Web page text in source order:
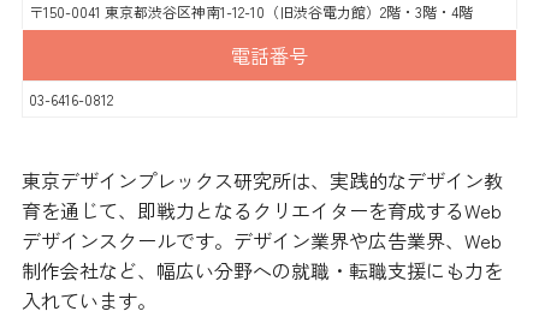
〒150-0041 東京都渋谷区神南1-12-10（旧渋谷電力館）2階・3階・4階
電話番号
03-6416-0812
東京デザインプレックス研究所は、実践的なデザイン教
育を通じて、即戦力となるクリエイターを育成するWeb
デザインスクールです。デザイン業界や広告業界、Web
制作会社など、幅広い分野への就職・転職支援にも力を
入れています。